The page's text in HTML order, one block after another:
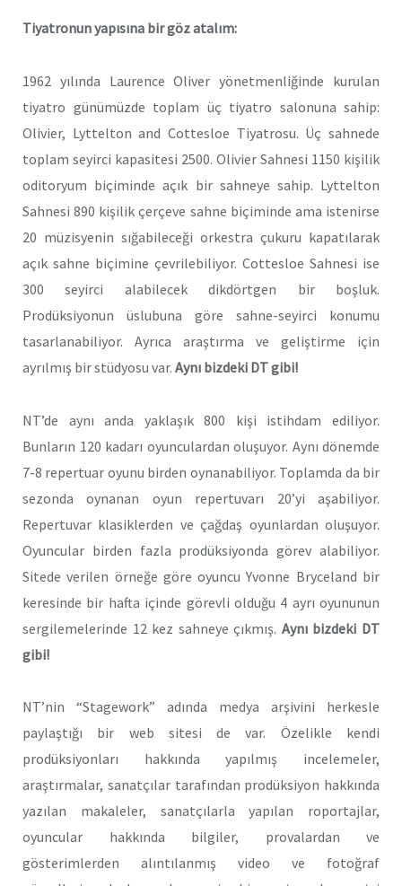
Tiyatronun yapısına bir göz atalım:
1962 yılında Laurence Oliver yönetmenliğinde kurulan
tiyatro günümüzde toplam üç tiyatro salonuna sahip:
Olivier, Lyttelton and Cottesloe Tiyatrosu. Üç sahnede
toplam seyirci kapasitesi 2500. Olivier Sahnesi 1150 kişilik
oditoryum biçiminde açık bir sahneye sahip. Lyttelton
Sahnesi 890 kişilik çerçeve sahne biçiminde ama istenirse
20 müzisyenin sığabileceği orkestra çukuru kapatılarak
açık sahne biçimine çevrilebiliyor. Cottesloe Sahnesi ise
300 seyirci alabilecek dikdörtgen bir boşluk.
Prodüksiyonun üslubuna göre sahne-seyirci konumu
tasarlanabiliyor. Ayrıca araştırma ve geliştirme için
ayrılmış bir stüdyosu var. Aynı bizdeki DT gibi!
NT’de aynı anda yaklaşık 800 kişi istihdam ediliyor.
Bunların 120 kadarı oyunculardan oluşuyor. Aynı dönemde
7-8 repertuar oyunu birden oynanabiliyor. Toplamda da bir
sezonda oynanan oyun repertuvarı 20’yi aşabiliyor.
Repertuvar klasiklerden ve çağdaş oyunlardan oluşuyor.
Oyuncular birden fazla prodüksiyonda görev alabiliyor.
Sitede verilen örneğe göre oyuncu Yvonne Bryceland bir
keresinde bir hafta içinde görevli olduğu 4 ayrı oyununun
sergilemelerinde 12 kez sahneye çıkmış. Aynı bizdeki DT
gibi!
NT’nin “Stagework” adında medya arşivini herkesle
paylaştığı bir web sitesi de var. Özelikle kendi
prodüksiyonları hakkında yapılmış incelemeler,
araştırmalar, sanatçılar tarafından prodüksiyon hakkında
yazılan makaleler, sanatçılarla yapılan roportajlar,
oyuncular hakkında bilgiler, provalardan ve
gösterimlerden alıntılanmış video ve fotoğraf